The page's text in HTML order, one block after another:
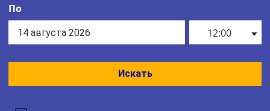
По
12:00
Искать